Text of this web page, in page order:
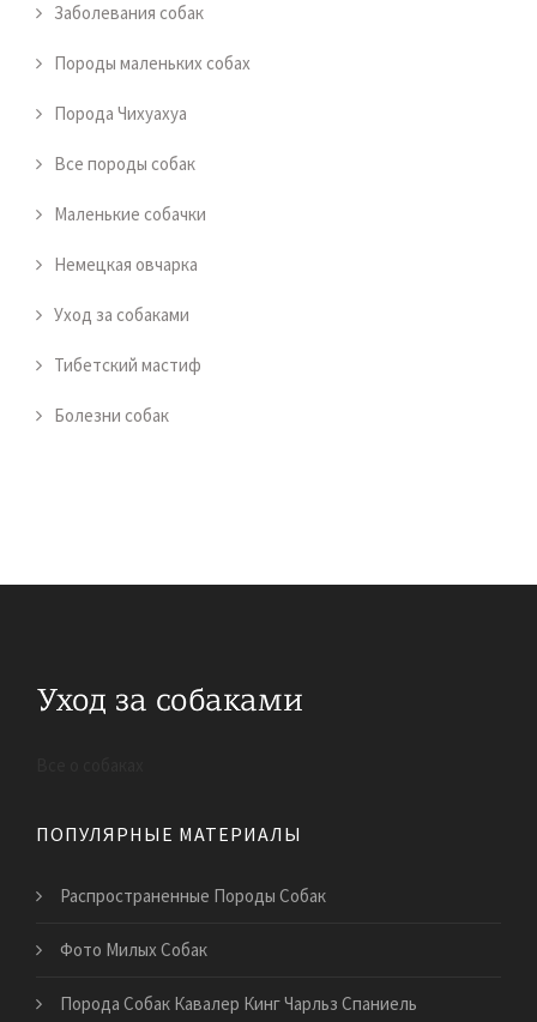
Заболевания собак
Породы маленьких собах
Порода Чихуахуа
Все породы собак
Маленькие собачки
Немецкая овчарка
Уход за собаками
Тибетский мастиф
Болезни собак
ПОПУЛЯРНЫЕ МАТЕРИАЛЫ
Распространенные Породы Собак
Фото Милых Собак
Порода Собак Кавалер Кинг Чарльз Спаниель